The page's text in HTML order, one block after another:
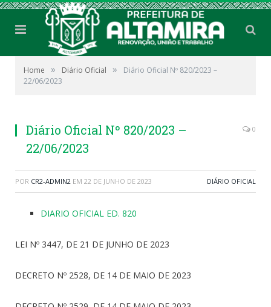
Home » Diário Oficial »
Diário Oficial Nº 820/2023 –
22/06/2023
Diário Oficial Nº 820/2023 –
22/06/2023
0
POR CR2-ADMIN2 EM 22 DE JUNHO DE 2023 DIÁRIO OFICIAL
DIARIO OFICIAL ED. 820
LEI Nº 3447, DE 21 DE JUNHO DE 2023
DECRETO Nº 2528, DE 14 DE MAIO DE 2023